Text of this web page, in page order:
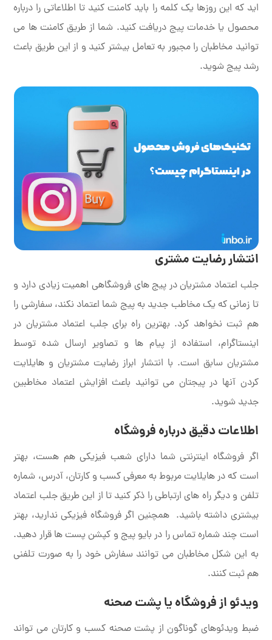
اید که این روزها یک کلمه را باید کامنت کنید تا اطلاعاتی را درباره
محصول یا خدمات پیج دریافت کنید. شما از طریق کامنت ها می
توانید مخاطبان را مجبور به تعامل بیشتر کنید و از این طریق باعث
رشد پیج شوید.
انتشار رضایت مشتری
جلب اعتماد مشتریان در پیج های فروشگاهی اهمیت زیادی دارد و
تا زمانی که یک مخاطب جدید به پیج شما اعتماد نکند، سفارشی را
هم ثبت نخواهد کرد. بهترین راه برای جلب اعتماد مشتریان در
اینستاگرام، استفاده از پیام ها و تصاویر ارسال شده توسط
مشتریان سابق است. با انتشار ابراز رضایت مشتریان و هایلایت
کردن آنها در پیجتان می توانید باعث افزایش اعتماد مخاطبین
جدید شوید.
اطلاعات دقیق درباره فروشگاه
اگر فروشگاه اینترنتی شما دارای شعب فیزیکی هم هست، بهتر
است که در هایلایت مربوط به معرفی کسب و کارتان، آدرس، شماره
تلفن و دیگر راه های ارتباطی را ذکر کنید تا از این طریق جلب اعتماد
بیشتری داشته باشید. همچنین اگر فروشگاه فیزیکی ندارید، بهتر
است چند شماره تماس را در بایو پیج و کپشن پست ها قرار دهید.
به این شکل مخاطبان می توانند سفارش خود را به صورت تلفنی
هم ثبت کنند.
ویدئو از فروشگاه یا پشت صحنه
ضبط ویدئوهای گوناگون از پشت صحنه کسب و کارتان می تواند